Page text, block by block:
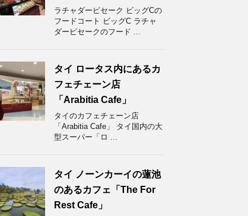
ラチャダーピセーク ビッグCの
フードコート ビッグC ラチャ
ダーピセークのフード ...
タイ ロータス内にあるカ
フェチェーン店
「Arabitia Cafe」
タイのカフェチェーン店
「Arabitia Cafe」 タイ国内の大
型スーパー「ロ ...
タイ ノーンカーイの蓮池
のあるカフェ「The For
Rest Cafe」